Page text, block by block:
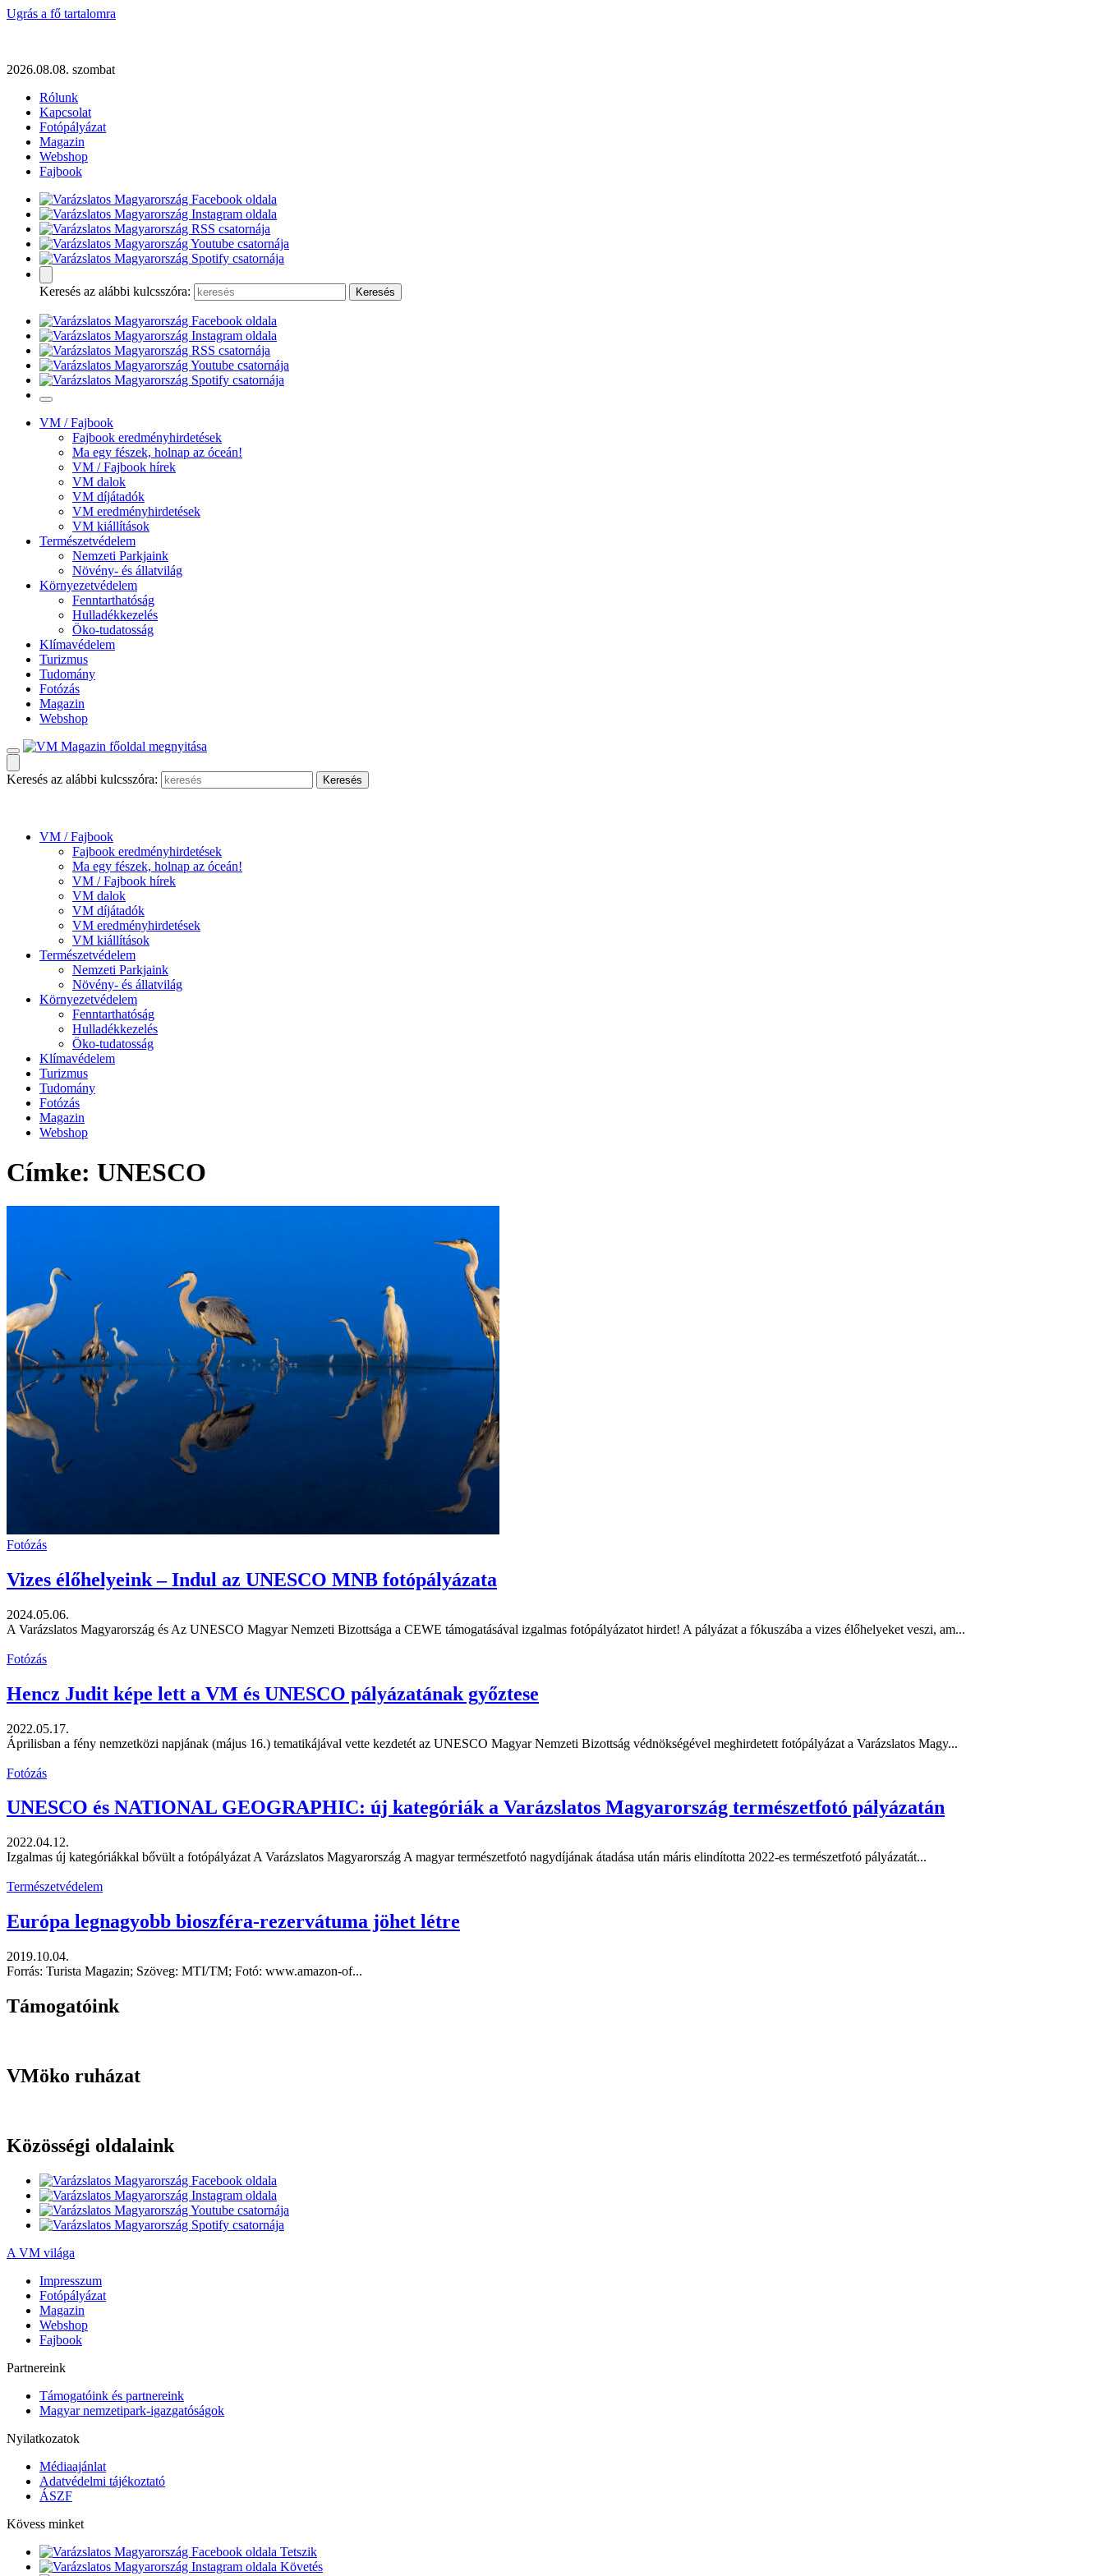
Ugrás a fő tartalomra
2026.08.08. szombat
Rólunk
Kapcsolat
Fotópályázat
Magazin
Webshop
Fajbook
Keresés az alábbi kulcsszóra:
VM / Fajbook
Fajbook eredményhirdetések
Ma egy fészek, holnap az óceán!
VM / Fajbook hírek
VM dalok
VM díjátadók
VM eredményhirdetések
VM kiállítások
Természetvédelem
Nemzeti Parkjaink
Növény- és állatvilág
Környezetvédelem
Fenntarthatóság
Hulladékkezelés
Öko-tudatosság
Klímavédelem
Turizmus
Tudomány
Fotózás
Magazin
Webshop
Keresés az alábbi kulcsszóra:
VM / Fajbook
Fajbook eredményhirdetések
Ma egy fészek, holnap az óceán!
VM / Fajbook hírek
VM dalok
VM díjátadók
VM eredményhirdetések
VM kiállítások
Természetvédelem
Nemzeti Parkjaink
Növény- és állatvilág
Környezetvédelem
Fenntarthatóság
Hulladékkezelés
Öko-tudatosság
Klímavédelem
Turizmus
Tudomány
Fotózás
Magazin
Webshop
Címke: UNESCO
Fotózás
Vizes élőhelyeink – Indul az UNESCO MNB fotópályázata
2024.05.06.
A Varázslatos Magyarország és Az UNESCO Magyar Nemzeti Bizottsága a CEWE támogatásával izgalmas fotópályázatot hirdet! A pályázat a fókuszába a vizes élőhelyeket veszi, am...
Fotózás
Hencz Judit képe lett a VM és UNESCO pályázatának győztese
2022.05.17.
Áprilisban a fény nemzetközi napjának (május 16.) tematikájával vette kezdetét az UNESCO Magyar Nemzeti Bizottság védnökségével meghirdetett fotópályázat a Varázslatos Magy...
Fotózás
UNESCO és NATIONAL GEOGRAPHIC: új kategóriák a Varázslatos Magyarország természetfotó pályázatán
2022.04.12.
Izgalmas új kategóriákkal bővült a fotópályázat A Varázslatos Magyarország A magyar természetfotó nagydíjának átadása után máris elindította 2022-es természetfotó pályázatát...
Természetvédelem
Európa legnagyobb bioszféra-rezervátuma jöhet létre
2019.10.04.
Forrás: Turista Magazin; Szöveg: MTI/TM; Fotó: www.amazon-of...
Támogatóink
VMöko ruházat
Közösségi oldalaink
A VM világa
Impresszum
Fotópályázat
Magazin
Webshop
Fajbook
Partnereink
Támogatóink és partnereink
Magyar nemzetipark-igazgatóságok
Nyilatkozatok
Médiaajánlat
Adatvédelmi tájékoztató
ÁSZF
Kövess minket
Tetszik
Követés